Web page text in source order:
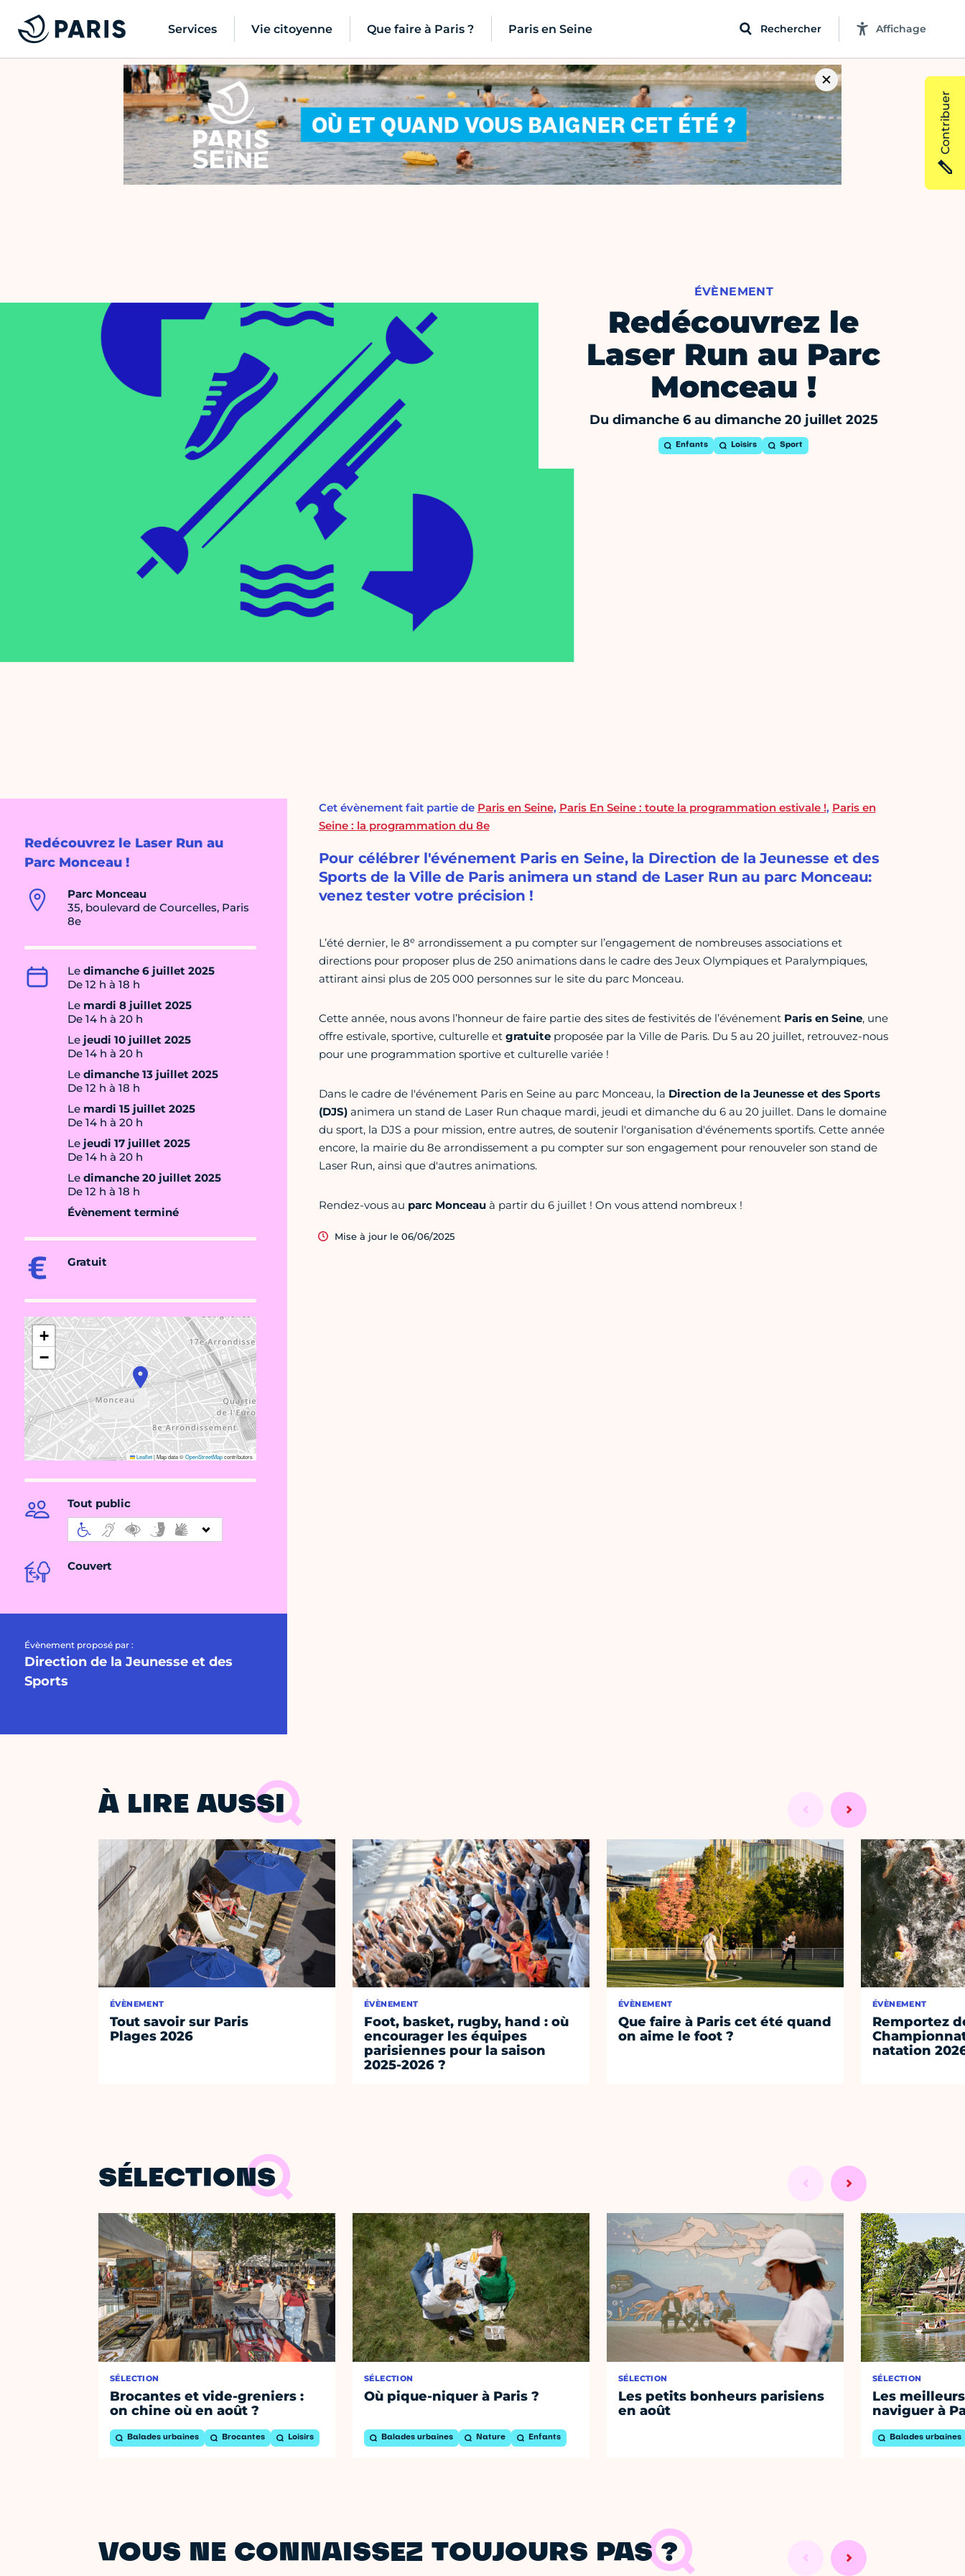
Services Vie citoyenne Que faire à Paris ? Paris en Seine Rechercher Affichage
ÉVÈNEMENT
Redécouvrez le
Laser Run au Parc
Monceau !
Du dimanche 6 au dimanche 20 juillet 2025
Enfants Loisirs Sport
Redécouvrez le Laser Run au
Parc Monceau !
Parc Monceau
35, boulevard de Courcelles, Paris
8e
Le dimanche 6 juillet 2025
De 12 h à 18 h
Le mardi 8 juillet 2025
De 14 h à 20 h
Le jeudi 10 juillet 2025
De 14 h à 20 h
Le dimanche 13 juillet 2025
De 12 h à 18 h
Le mardi 15 juillet 2025
De 14 h à 20 h
Le jeudi 17 juillet 2025
De 14 h à 20 h
Le dimanche 20 juillet 2025
De 12 h à 18 h
Évènement terminé
Gratuit
+
−
Leaflet|Map data ©OpenStreetMapcontributors
Tout public
Couvert
Évènement proposé par :
Direction de la Jeunesse et des
Sports
Cet évènement fait partie de Paris en Seine, Paris En Seine : toute la programmation estivale !, Paris en
Seine : la programmation du 8e
Pour célébrer l'événement Paris en Seine, la Direction de la Jeunesse et des
Sports de la Ville de Paris animera un stand de Laser Run au parc Monceau:
venez tester votre précision !
L’été dernier, le 8e arrondissement a pu compter sur l’engagement de nombreuses associations et
directions pour proposer plus de 250 animations dans le cadre des Jeux Olympiques et Paralympiques,
attirant ainsi plus de 205 000 personnes sur le site du parc Monceau.
Cette année, nous avons l’honneur de faire partie des sites de festivités de l’événement Paris en Seine, une
offre estivale, sportive, culturelle et gratuiteproposée par la Ville de Paris. Du 5 au 20 juillet, retrouvez-nous
pour une programmation sportive et culturelle variée !
Dans le cadre de l'événement Paris en Seine au parc Monceau, la Direction de la Jeunesse et des Sports
(DJS)animera un stand de Laser Run chaque mardi, jeudi et dimanche du 6 au 20 juillet. Dans le domaine
du sport, la DJS a pour mission, entre autres, de soutenir l'organisation d'événements sportifs. Cette année
encore, la mairie du 8e arrondissement a pu compter sur son engagement pour renouveler son stand de
Laser Run, ainsi que d'autres animations.
Rendez-vous au parc Monceauà partir du 6 juillet ! On vous attend nombreux !
Mise à jour le 06/06/2025
À LIRE AUSSI
ÉVÈNEMENT
Tout savoir sur Paris
Plages 2026
ÉVÈNEMENT
Foot, basket, rugby, hand : où
encourager les équipes
parisiennes pour la saison
2025-2026 ?
ÉVÈNEMENT
Que faire à Paris cet été quand
on aime le foot ?
ÉVÈNEMENT
Remportez
natation
SÉLECTIONS
SÉLECTION
Brocantes et vide-greniers :
on chine où en août ?
Balades urbaines Brocantes Loisirs
SÉLECTION
Où pique-niquer à Paris ?
Balades urbaines Nature Enfants
SÉLECTION
Les petits bonheurs parisiens
en août
SÉLECTION
Les
naviguer à
Balades urbaines
VOUS NE CONNAISSEZ TOUJOURS PAS ?
Contribuer